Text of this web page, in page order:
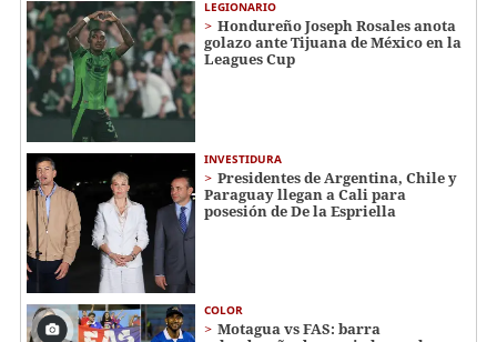
LEGIONARIO
Hondureño Joseph Rosales anota
golazo ante Tijuana de México en la
Leagues Cup
INVESTIDURA
Presidentes de Argentina, Chile y
Paraguay llegan a Cali para
posesión de De la Espriella
COLOR
Motagua vs FAS: barra